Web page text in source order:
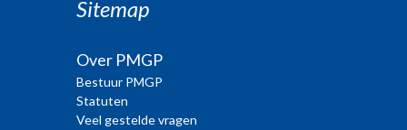
Sitemap
Over PMGP
Bestuur PMGP
Statuten
Veel gestelde vragen